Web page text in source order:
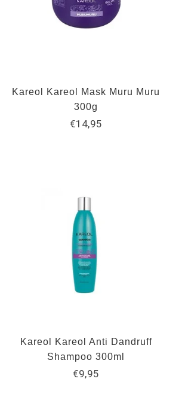
Kareol Kareol Mask Muru Muru
300g
€14,95
Kareol Kareol Anti Dandruff
Shampoo 300ml
€9,95